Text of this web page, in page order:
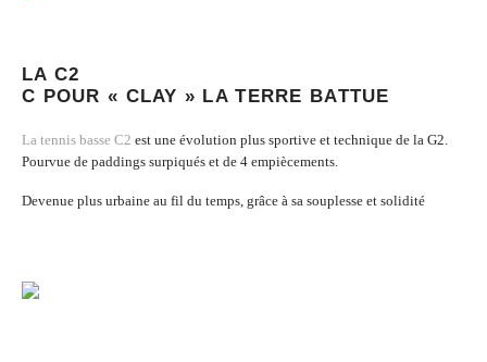
LA C2
C POUR « CLAY » LA TERRE BATTUE
La tennis basse C2 est une évolution plus sportive et technique de la G2.
Pourvue de paddings surpiqués et de 4 empiècements.
Devenue plus urbaine au fil du temps, grâce à sa souplesse et solidité